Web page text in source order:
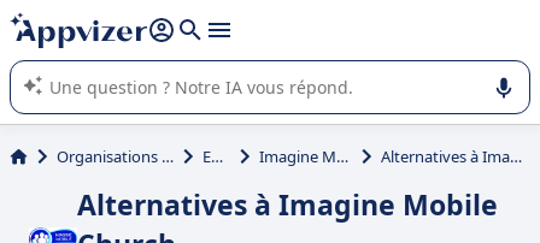
répondre (plusieurs lignes avec
L'IA de Appvizer vous guide dans l'utilisation ou la sélection de
logiciel SaaS en entreprise.
Organisations et associations Eglises Imagine Mobile Church Alternatives à Imagine Mobile Church
Alternatives à Imagine Mobile